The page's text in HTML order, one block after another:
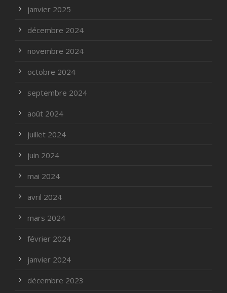
janvier 2025
décembre 2024
novembre 2024
octobre 2024
septembre 2024
août 2024
juillet 2024
juin 2024
mai 2024
avril 2024
mars 2024
février 2024
janvier 2024
décembre 2023